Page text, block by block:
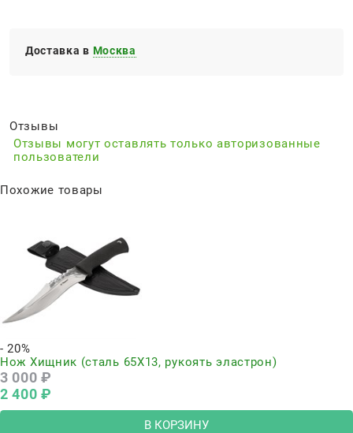
Доставка в Москва
Отзывы
Отзывы могут оставлять только авторизованные
пользователи
Похожие товары
- 20%
Нож Хищник (сталь 65Х13, рукоять эластрон)
3 000 ₽
2 400 ₽
В КОРЗИНУ